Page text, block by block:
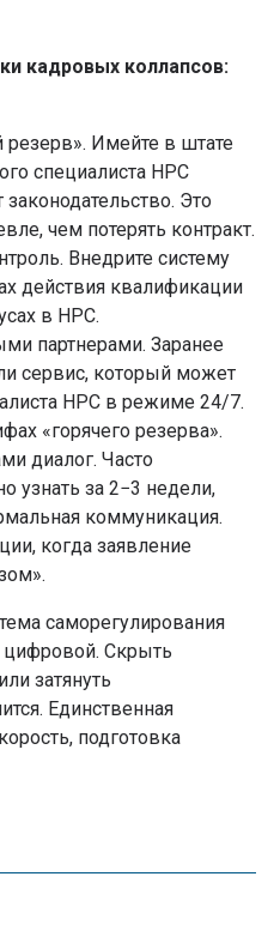
кадровых коллапсов:
Имейте в штате
специалиста НРС
Это
чем потерять контракт.
Внедрите систему
действия квалификации
в НРС.
партнерами. Заранее
сервис, который может
НРС в режиме 24/7.
«горячего резерва».
диалог. Часто
узнать за 2−3 недели,
коммуникация.
когда заявление
саморегулирования
цифровой. Скрыть
затянуть
Единственная
подготовка
рабочим
на высоте
безопасность